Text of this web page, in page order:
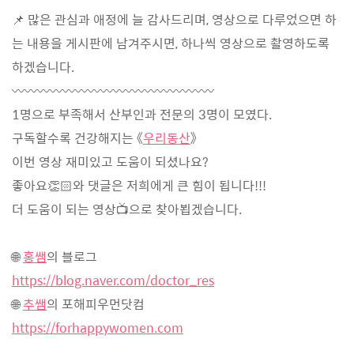
📌 많은 관심과 애정에 늘 감사드리며, 영상으로 다루었으면 하
는 내용을 게시판에 남겨주시면, 하나씩 영상으로 촬영하도록
하겠습니다.
〰〰〰〰〰〰〰〰〰〰〰〰〰〰〰〰
1명으로 부족해서 산부인과 전문의 3명이 모였다.
구독할수록 건강해지는 《우리동산》
이번 영상 재미있고 도움이 되셨나요?
좋아요👏🏻와 댓글은 저희에게 큰 힘이 됩니다!!!
더 도움이 되는 영상📺으로 찾아뵙겠습니다.
🌐홍쌤의 블로그
https://blog.naver.com/doctor_res
🌐추쌤의 포해피우먼닷컴
https://forhappywomen.com